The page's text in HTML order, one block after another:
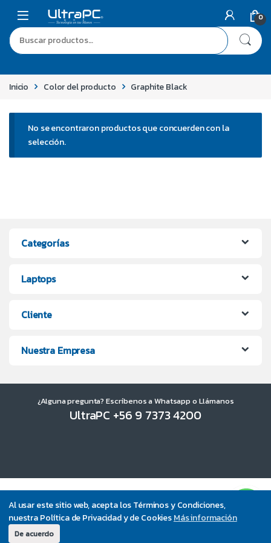
Al usar este sitio web, acepta los Términos y Condiciones,
nuestra Política de Privacidad y de CookiesMás información
De acuerdo
0
Inicio Color del producto Graphite Black
No se encontraron productos que concuerden con la
selección.
Categorías
Laptops
Cliente
Nuestra Empresa
¿Alguna pregunta? Escríbenos a Whatsapp o Llámanos
UltraPC +56 9 7373 4200